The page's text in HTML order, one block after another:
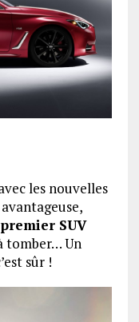
les nouvelles
premier SUV
tomber… Un
sûr !